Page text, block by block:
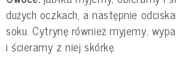
dużych oczkach, a następnie
soku. Cytrynę również myjemy,
i ścieramy z niej skórkę.